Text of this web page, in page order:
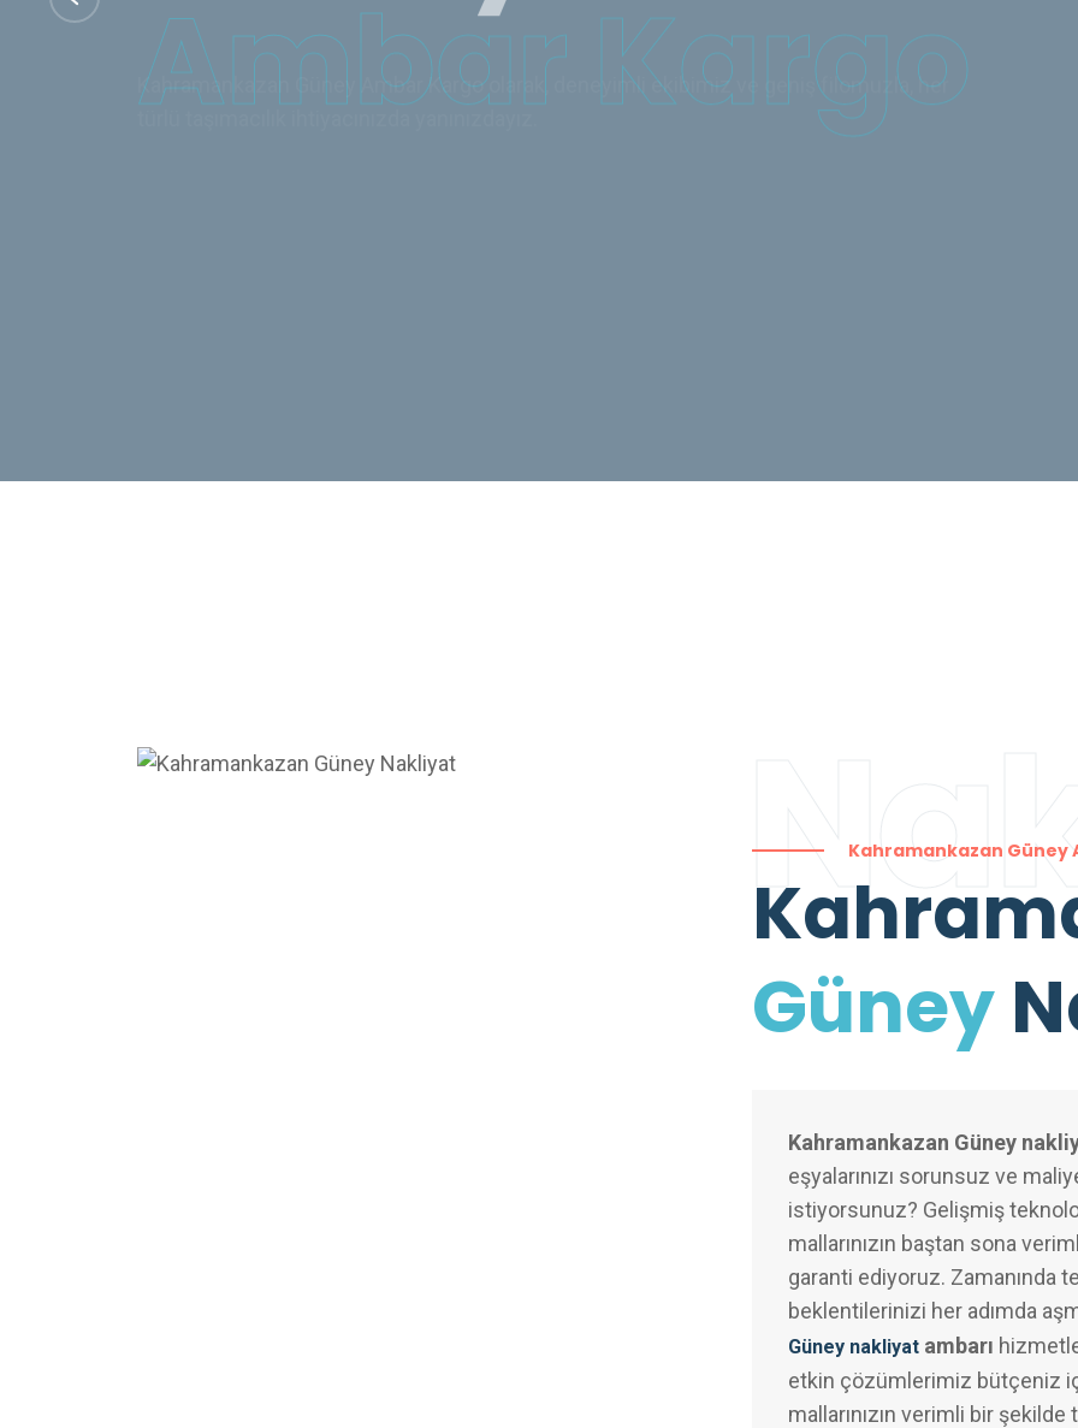
Kahramankazan Güney Ambar Kargo olarak, deneyimli ekibimiz ve geniş filomuzla, her
türlü taşımacılık ihtiyacınızda yanınızdayız.
Kahramankazan Güney
Güney
Kahramankazan Güney
eşyalarınızı sorunsuz ve
istiyorsunuz? Gelişmiş
mallarınızın baştan sona
garanti ediyoruz. Zamanında
beklentilerinizi her adımda
Güney nakliyat ambarı
etkin çözümlerimiz bütçeniz
mallarınızın verimli bir